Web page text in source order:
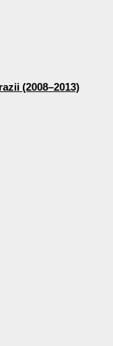
(2008–2013)